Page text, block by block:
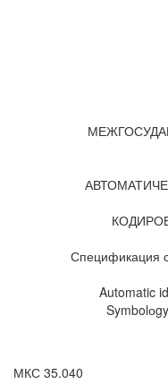
Спецификация
Automatic
МКС 35.040